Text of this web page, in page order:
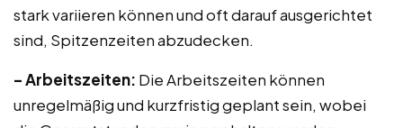
stark variieren können und oft darauf ausgerichtet
sind, Spitzenzeiten abzudecken.
– Arbeitszeiten: Die Arbeitszeiten können
unregelmäßig und kurzfristig geplant sein, wobei